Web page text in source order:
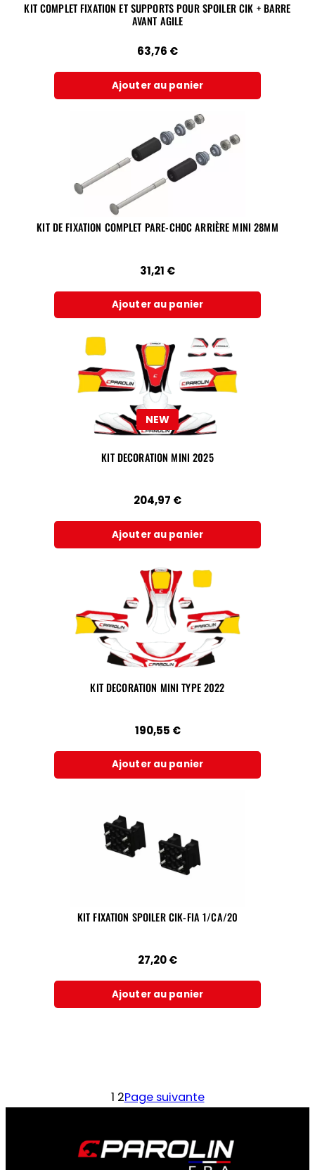
KIT COMPLET FIXATION ET SUPPORTS POUR SPOILER CIK + BARRE
AVANT AGILE
63,76 €
Ajouter au panier
KIT DE FIXATION COMPLET PARE-CHOC ARRIÈRE MINI 28MM
31,21 €
Ajouter au panier
NEW
KIT DECORATION MINI 2025
204,97 €
Ajouter au panier
KIT DECORATION MINI TYPE 2022
190,55 €
Ajouter au panier
KIT FIXATION SPOILER CIK-FIA 1/CA/20
27,20€
Ajouter au panier
1 2Page suivante